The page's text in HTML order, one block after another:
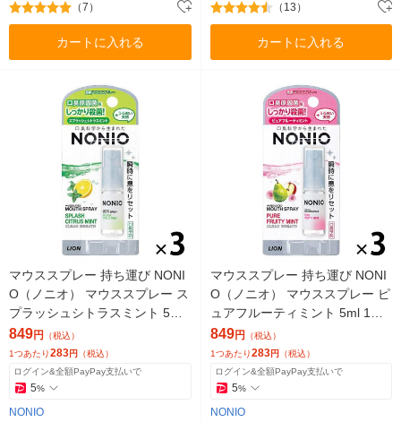
（7）
カートに入れる
（13）
カートに入れる
マウススプレー 持ち運び NONI
O（ノニオ） マウススプレー ス
プラッシュシトラスミント 5ml
1セット（3個） ライオン 口臭
予防
849円 （税込）
1つあたり283円 （税込）
ログイン&全額PayPay支払いで
5%
NONIO
マウススプレー 持ち運び NONI
O（ノニオ） マウススプレー ピ
ュアフルーティミント 5ml 1セ
ット（3個） ライオン 口臭予防
殺菌
849円 （税込）
1つあたり283円 （税込）
ログイン&全額PayPay支払いで
5%
NONIO